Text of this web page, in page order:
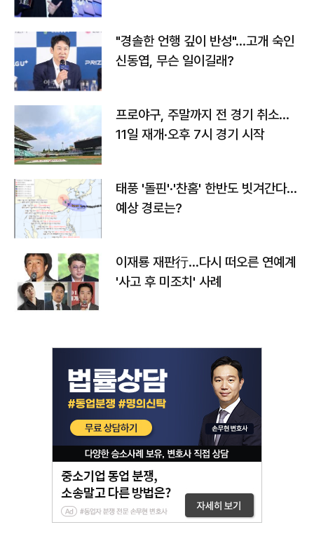
"경솔한 언행 깊이 반성"…고개 숙인
신동엽, 무슨 일이길래?
프로야구, 주말까지 전 경기 취소…
11일 재개·오후 7시 경기 시작
태풍 '돌핀'·'찬홈' 한반도 빗겨간다…
예상 경로는?
이재룡 재판行…다시 떠오른 연예계
'사고 후 미조치' 사례